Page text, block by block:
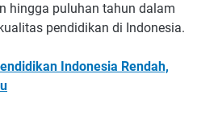
hingga puluhan tahun dalam
pendidikan di Indonesia.
Indonesia Rendah,